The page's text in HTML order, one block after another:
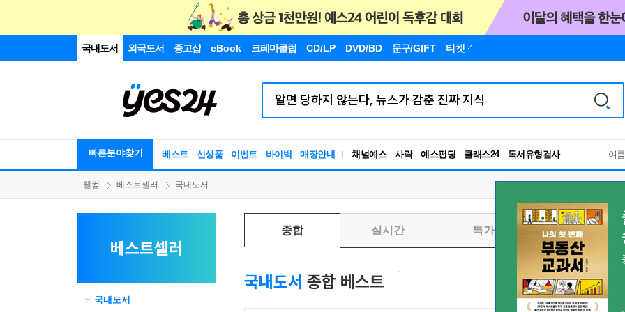
국내도서 외국도서 중고샵 eBook 크레마클럽 CD/LP DVD/BD 문구/GIFT 티켓
빠른분야찾기 베스트 신상품 이벤트 바이백 매장안내 채널예스 사락 예스펀딩 클래스24
독서유형검사
여
웰컴 베스트셀러 국내도서
베스트셀러
국내도서
종합 실시간 특가 일별
국내도서 종합 베스트